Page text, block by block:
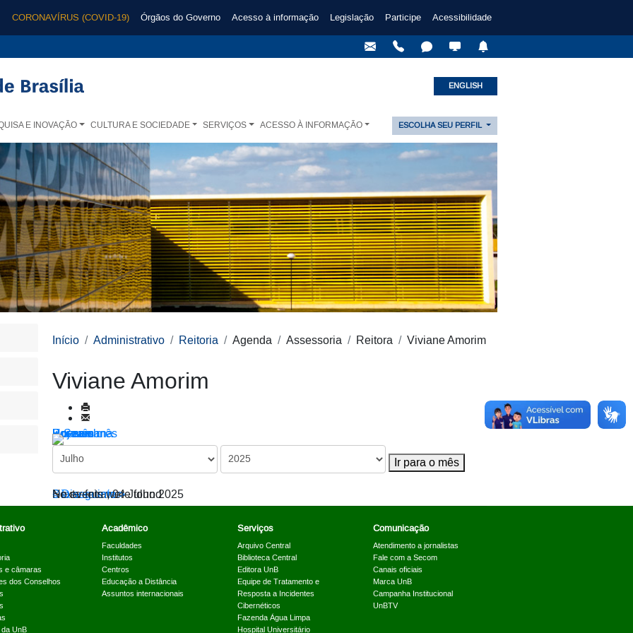
CORONAVÍRUS (COVID-19) Órgãos do Governo Acesso à informação Legislação Participe Acessibilidade
ENGLISH
E INOVAÇÃO CULTURA E SOCIEDADE SERVIÇOS ACESSO À INFORMAÇÃO ESCOLHA SEU PERFIL
Início Administrativo Reitoria Agenda Assessoria Reitora Viviane Amorim
Viviane Amorim
Por ano
Por mês
Por semana
Hoje
Ir para o mês
Ir para o mês
< Dia anterior
Sexta-feira, 04 Julho 2025
Dia seguinte >
No events were found
e câmaras
dos Conselhos
UnB
Acadêmico
Faculdades
Institutos
Centros
Educação a Distância
Assuntos internacionais
Serviços
Arquivo Central
Biblioteca Central
Editora UnB
Equipe de Tratamento e
Resposta a Incidentes
Cibernéticos
Fazenda Água Limpa
Hospital Universitário
Comunicação
Atendimento a jornalistas
Fale com a Secom
Canais oficiais
Marca UnB
Campanha Institucional
UnBTV